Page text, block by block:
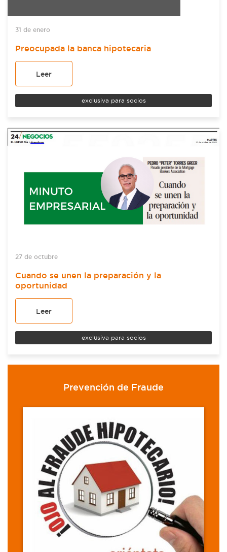
31 de enero
Preocupada la banca hipotecaria
Leer
exclusiva para socios
27 de octubre
Cuando se unen la preparación y la
oportunidad
Leer
exclusiva para socios
Prevención de Fraude